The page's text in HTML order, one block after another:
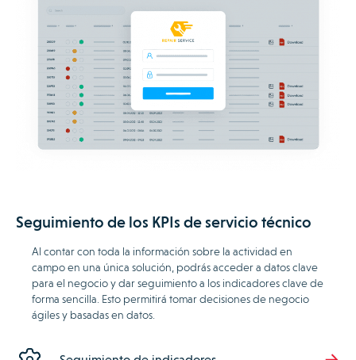
Seguimiento de los KPIs de servicio técnico
Al contar con toda la información sobre la actividad en
campo en una única solución, podrás acceder a datos clave
para el negocio y dar seguimiento a los indicadores clave de
forma sencilla. Esto permitirá tomar decisiones de negocio
ágiles y basadas en datos.